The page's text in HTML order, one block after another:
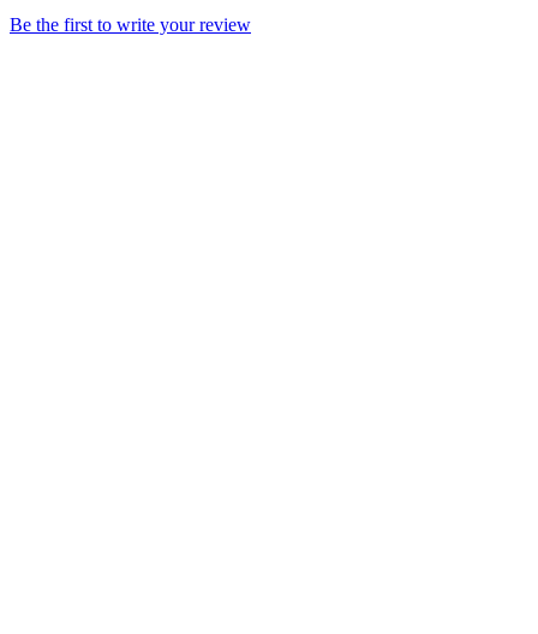
Be the first to write your review